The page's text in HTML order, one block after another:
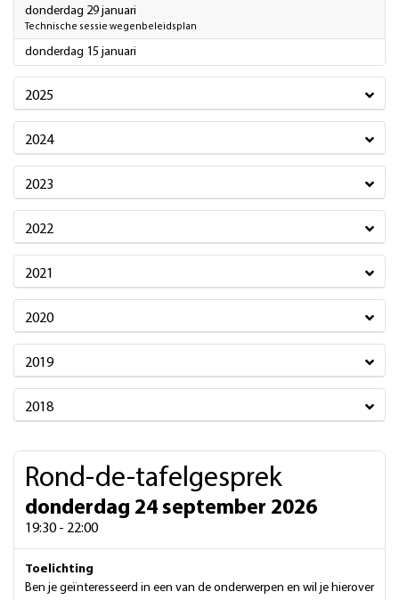
donderdag 29 januari
Technische sessie wegenbeleidsplan
donderdag 15 januari
2025
2024
2023
2022
2021
2020
2019
2018
Rond-de-tafelgesprek
donderdag 24 september 2026
19:30 - 22:00
Toelichting
Ben je geïnteresseerd in een van de onderwerpen en wil je hierover